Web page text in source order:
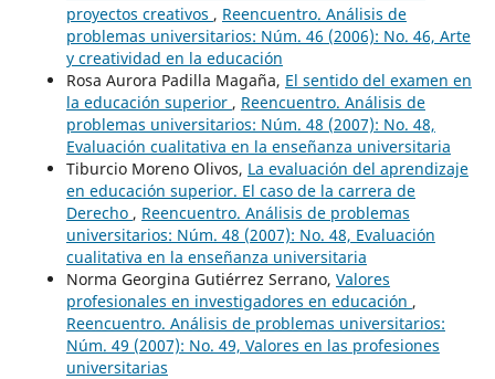
proyectos creativos , Reencuentro. Análisis de
problemas universitarios: Núm. 46 (2006): No. 46, Arte
y creatividad en la educación
Rosa Aurora Padilla Magaña, El sentido del examen en
la educación superior , Reencuentro. Análisis de
problemas universitarios: Núm. 48 (2007): No. 48,
Evaluación cualitativa en la enseñanza universitaria
Tiburcio Moreno Olivos, La evaluación del aprendizaje
en educación superior. El caso de la carrera de
Derecho , Reencuentro. Análisis de problemas
universitarios: Núm. 48 (2007): No. 48, Evaluación
cualitativa en la enseñanza universitaria
Norma Georgina Gutiérrez Serrano, Valores
profesionales en investigadores en educación ,
Reencuentro. Análisis de problemas universitarios:
Núm. 49 (2007): No. 49, Valores en las profesiones
universitarias